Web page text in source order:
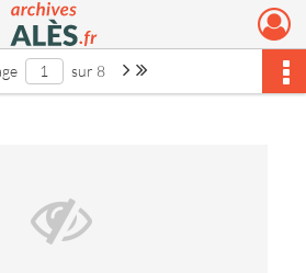
municipales d'Alès
sur 8 Page suivante : 1/8